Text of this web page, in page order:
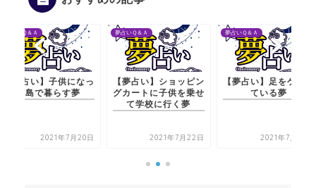
夢占いＱ＆Ａ
【夢占い】子供になっ
て島で暮らす夢
2021年7月20日
夢占いＱ＆Ａ
【夢占い】ショッピン
グカートに子供を乗せ
て学校に行く夢
2021年7月22日
夢占いＱ＆Ａ
【夢占い】足をケガし
ている夢
2021年7月20日